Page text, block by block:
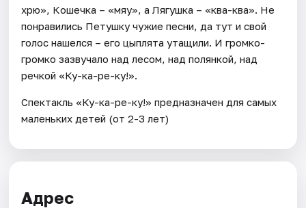
хрю», Кошечка – «мяу», а Лягушка – «ква-ква». Не
понравились Петушку чужие песни, да тут и свой
голос нашелся – его цыплята утащили. И громко-
громко зазвучало над лесом, над полянкой, над
речкой «Ку-ка-ре-ку!».
Спектакль «Ку-ка-ре-ку!» предназначен для самых
маленьких детей (от 2-3 лет)
Адрес